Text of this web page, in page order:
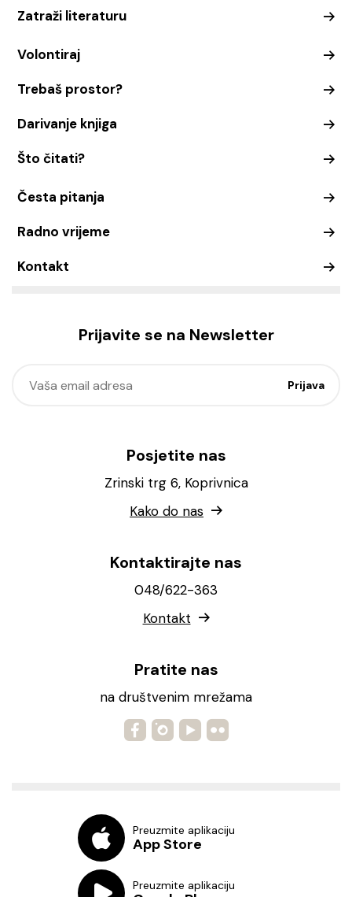
Zatraži literaturu
Volontiraj
Trebaš prostor?
Darivanje knjiga
Što čitati?
Česta pitanja
Radno vrijeme
Kontakt
Prijavite se na Newsletter
Posjetite nas
Zrinski trg 6, Koprivnica
Kako do nas
Kontaktirajte nas
048/622-363
Kontakt
Pratite nas
na društvenim mrežama
Preuzmite aplikaciju
App Store
Preuzmite aplikaciju